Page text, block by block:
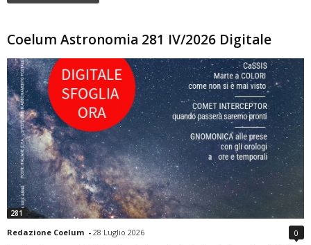
Coelum Astronomia 281 IV/2026 Digitale
281
Redazione Coelum - 28 Luglio 2026 0